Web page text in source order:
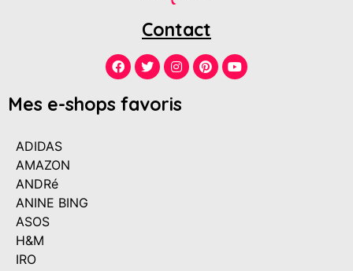
Contact
Mes e-shops favoris
ADIDAS
AMAZON
ANDRé
ANINE BING
ASOS
H&M
IRO